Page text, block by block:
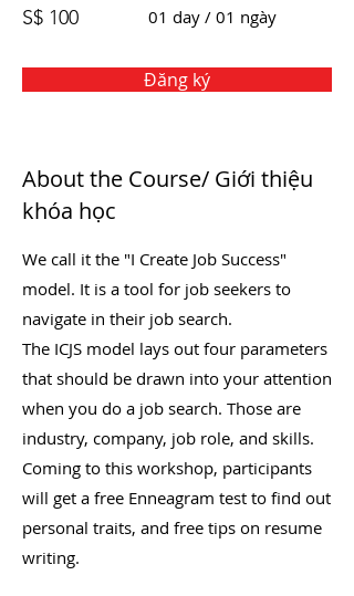
S$ 100 01 day / 01 ngày
Đăng ký
About the Course/ Giới thiệu
khóa học
We call it the "I Create Job Success"
model. It is a tool for job seekers to
navigate in their job search.
The ICJS model lays out four parameters
that should be drawn into your attention
when you do a job search. Those are
industry, company, job role, and skills.
Coming to this workshop, participants
will get a free Enneagram test to find out
personal traits, and free tips on resume
writing.